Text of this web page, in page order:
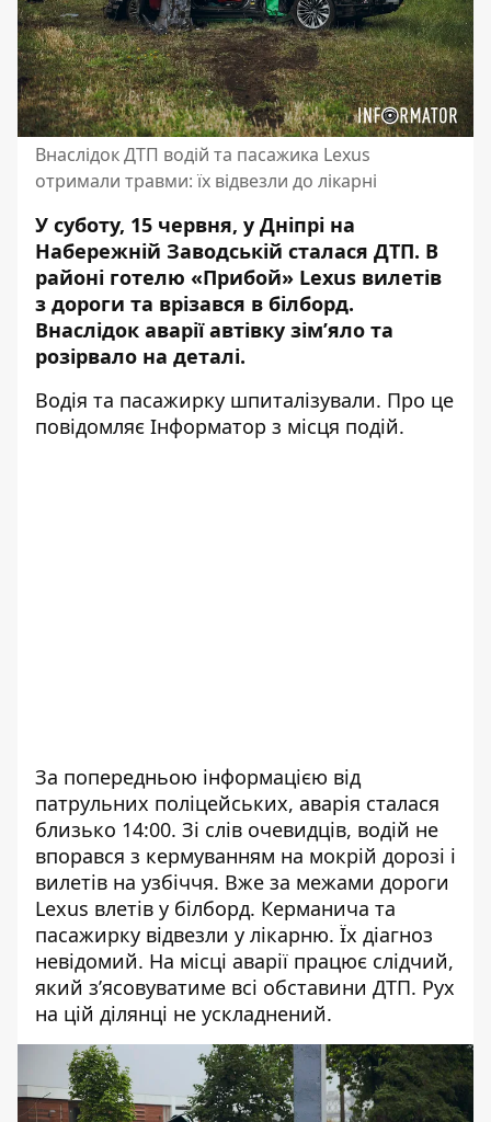
Внаслідок ДТП водій та пасажика Lexus
отримали травми: їх відвезли до лікарні
У суботу, 15 червня, у Дніпрі на
Набережній Заводській сталася ДТП. В
районі готелю «Прибой» Lexus вилетів
з дороги та врізався в білборд.
Внаслідок аварії автівку зімʼяло та
розірвало на деталі.
Водія та пасажирку шпиталізували. Про це
повідомляє Інформатор з місця подій.
За попередньою інформацією від
патрульних поліцейських, аварія сталася
близько 14:00. Зі слів очевидців, водій не
впорався з кермуванням на мокрій дорозі і
вилетів на узбіччя. Вже за межами дороги
Lexus влетів у білборд. Керманича та
пасажирку відвезли у лікарню. Їх діагноз
невідомий. На місці аварії працює слідчий,
який з’ясовуватиме всі обставини ДТП. Рух
на цій ділянці не ускладнений.